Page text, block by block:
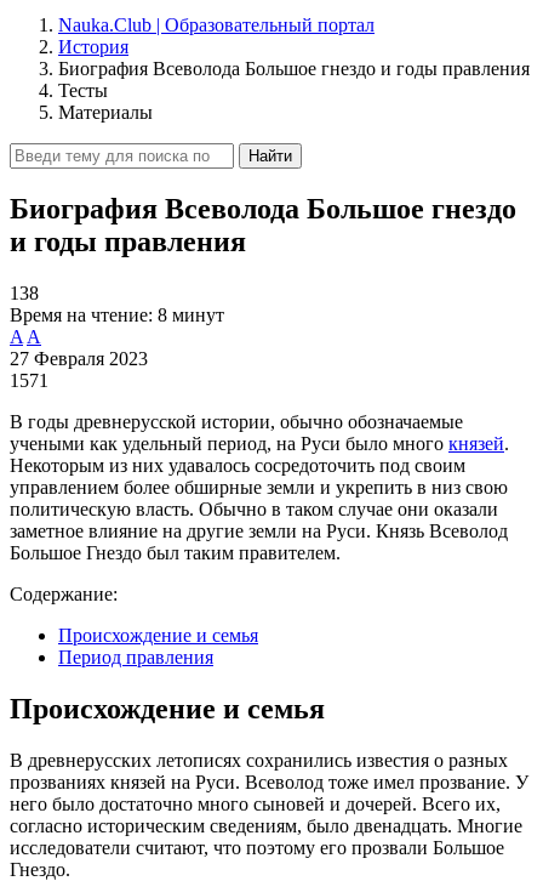
Nauka.Club | Образовательный портал
История
Биография Всеволода Большое гнездо и годы правления
Тесты
Материалы
Найти
Биография Всеволода Большое гнездо
и годы правления
138
Время на чтение: 8 минут
A A
27 Февраля 2023
1571
В годы древнерусской истории, обычно обозначаемые
учеными как удельный период, на Руси было много князей.
Некоторым из них удавалось сосредоточить под своим
управлением более обширные земли и укрепить в низ свою
политическую власть. Обычно в таком случае они оказали
заметное влияние на другие земли на Руси. Князь Всеволод
Большое Гнездо был таким правителем.
Содержание:
Происхождение и семья
Период правления
Происхождение и семья
В древнерусских летописях сохранились известия о разных
прозваниях князей на Руси. Всеволод тоже имел прозвание. У
него было достаточно много сыновей и дочерей. Всего их,
согласно историческим сведениям, было двенадцать. Многие
исследователи считают, что поэтому его прозвали Большое
Гнездо.